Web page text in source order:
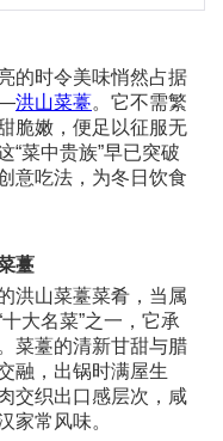
的时令美味悄然占据
洪山菜薹。它不需繁
脆嫩，便足以征服无
“菜中贵族”早已突破
意吃法，为冬日饮食
薹
洪山菜薹菜肴，当属
大名菜”之一，它承
菜薹的清新甘甜与腊
融，出锅时满屋生
交织出口感层次，咸
家常风味。